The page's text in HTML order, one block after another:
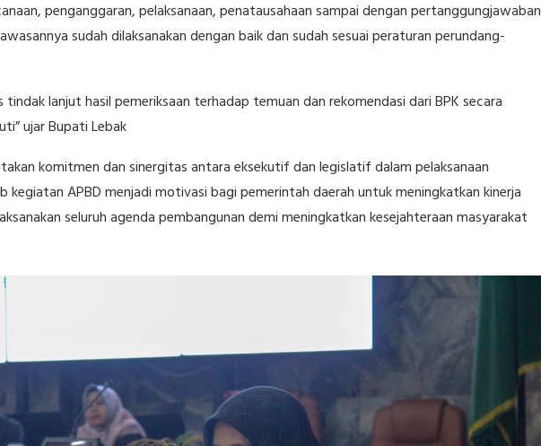
penganggaran, pelaksanaan, penatausahaan sampai dengan pertanggungjawaban
sudah dilaksanakan dengan baik dan sudah sesuai peraturan perundang-
tindak lanjut hasil pemeriksaan terhadap temuan dan rekomendasi dari BPK secara
ujar Bupati Lebak
komitmen dan sinergitas antara eksekutif dan legislatif dalam pelaksanaan
kegiatan APBD menjadi motivasi bagi pemerintah daerah untuk meningkatkan kinerja
seluruh agenda pembangunan demi meningkatkan kesejahteraan masyarakat